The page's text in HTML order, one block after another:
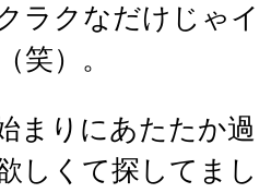
ラクなだけじゃイ
笑）。
まりにあたたか過
しくて探してまし